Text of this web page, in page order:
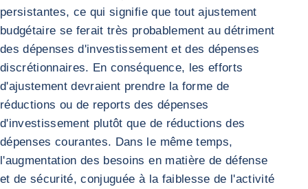
persistantes, ce qui signifie que tout ajustement
budgétaire se ferait très probablement au détriment
des dépenses d'investissement et des dépenses
discrétionnaires. En conséquence, les efforts
d'ajustement devraient prendre la forme de
réductions ou de reports des dépenses
d'investissement plutôt que de réductions des
dépenses courantes. Dans le même temps,
l'augmentation des besoins en matière de défense
et de sécurité, conjuguée à la faiblesse de l'activité